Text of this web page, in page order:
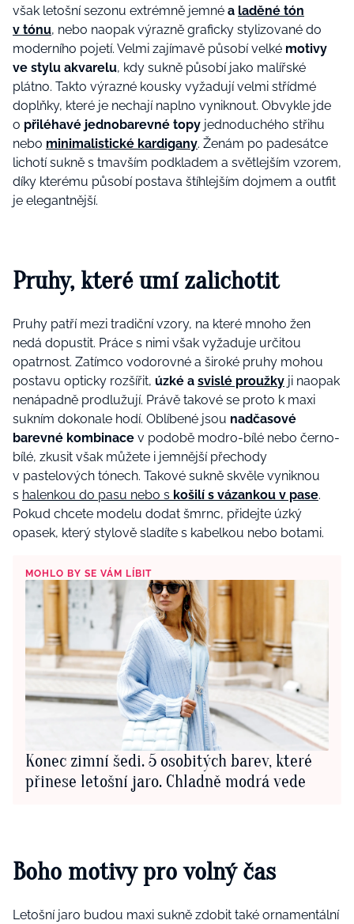
však letošní sezonu extrémně jemné a laděné tón
v tónu, nebo naopak výrazně graficky stylizované do
moderního pojetí. Velmi zajímavě působí velké motivy
ve stylu akvarelu, kdy sukně působí jako malířské
plátno. Takto výrazné kousky vyžadují velmi střídmé
doplňky, které je nechají naplno vyniknout. Obvykle jde
o přiléhavé jednobarevné topy jednoduchého střihu
nebo minimalistické kardigany. Ženám po padesátce
lichotí sukně s tmavším podkladem a světlejším vzorem,
díky kterému působí postava štíhlejším dojmem a outfit
je elegantnější.
Pruhy, které umí zalichotit
Pruhy patří mezi tradiční vzory, na které mnoho žen
nedá dopustit. Práce s nimi však vyžaduje určitou
opatrnost. Zatímco vodorovné a široké pruhy mohou
postavu opticky rozšířit, úzké a svislé proužky ji naopak
nenápadně prodlužují. Právě takové se proto k maxi
sukním dokonale hodí. Oblíbené jsou nadčasové
barevné kombinace v podobě modro-bílé nebo černo-
bílé, zkusit však můžete i jemnější přechody
v pastelových tónech. Takové sukně skvěle vyniknou
s halenkou do pasu nebo s košilí s vázankou v pase.
Pokud chcete modelu dodat šmrnc, přidejte úzký
opasek, který stylově sladíte s kabelkou nebo botami.
MOHLO BY SE VÁM LÍBIT
Konec zimní šedi. 5 osobitých barev, které
přinese letošní jaro. Chladně modrá vede
Boho motivy pro volný čas
Letošní jaro budou maxi sukně zdobit také ornamentální